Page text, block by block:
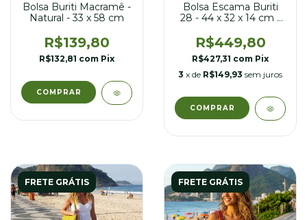
Bolsa Buriti Macramê -
Natural - 33 x 58 cm
R$139,80
R$132,81 com Pix
Bolsa Escama Buriti
28 - 44 x 32 x 14 cm -
R$449,80
R$427,31 com Pix
3 x de R$149,93 sem juros
FRETE GRÁTIS FRETE GRÁTIS